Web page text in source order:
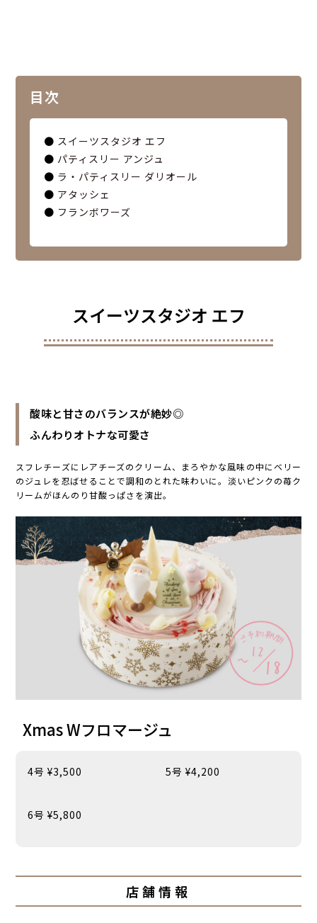
目次
● スイーツスタジオ エフ
● パティスリー アンジュ
● ラ・パティスリー ダリオール
● アタッシェ
● フランボワーズ
スイーツスタジオ エフ
酸味と甘さのバランスが絶妙◎
ふんわりオトナな可愛さ
スフレチーズにレアチーズのクリーム、まろやかな風味の中にベリー
のジュレを忍ばせることで調和のとれた味わいに。淡いピンクの苺ク
リームがほんのり甘酸っぱさを演出。
Xmas Wフロマージュ
4号 ¥3,500 5号 ¥4,200
6号 ¥5,800
店舗情報